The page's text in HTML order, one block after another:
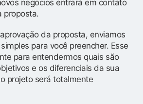
negócios entrará em contato
proposta.
da proposta, enviamos
para você preencher. Esse
para entendermos quais são
e os diferenciais da sua
projeto será totalmente